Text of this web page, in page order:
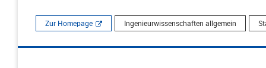
Zur Homepage Ingenieurwissenschaften allgemein